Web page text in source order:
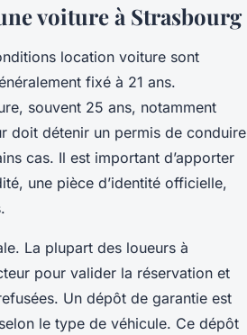
voiture à Strasbourg
location voiture sont
fixé à 21 ans.
souvent 25 ans, notamment
doit détenir un permis de conduire
cas. Il est important d’apporter
une pièce d’identité officielle,
La plupart des loueurs à
pour valider la réservation et
Un dépôt de garantie est
le type de véhicule. Ce dépôt